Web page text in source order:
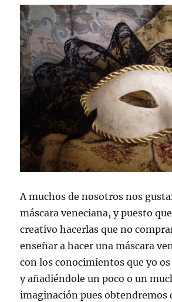
A muchos de nosotros nos
máscara veneciana, y puesto
creativo hacerlas que no
enseñar a hacer una máscara
con los conocimientos que yo os
y añadiéndole un poco o un
imaginación pues obtendremos